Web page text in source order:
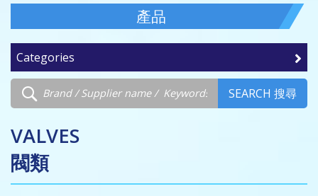
產品
Categories
SEARCH 搜尋
VALVES
閥類